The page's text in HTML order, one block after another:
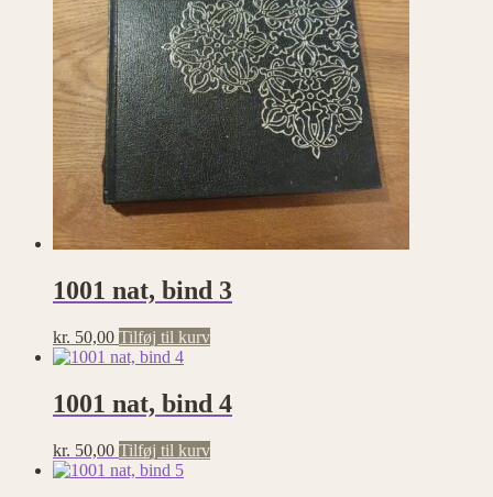
1001 nat, bind 3
kr. 50,00 Tilføj til kurv
1001 nat, bind 4
kr. 50,00 Tilføj til kurv